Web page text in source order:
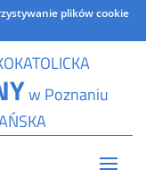
plików cookie
w Poznaniu